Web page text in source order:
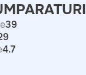
39
4.7